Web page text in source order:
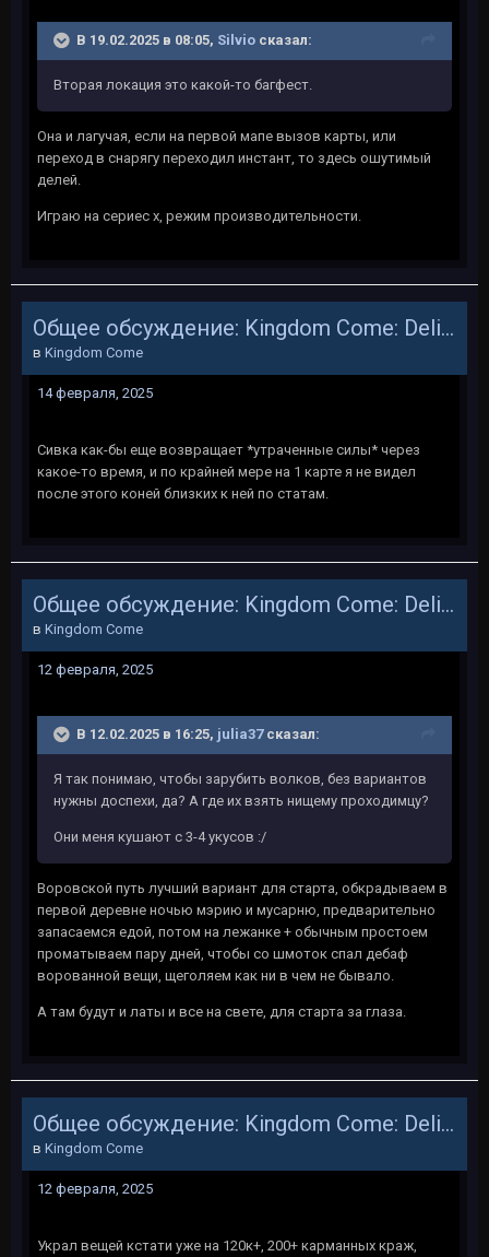
В 19.02.2025 в 08:05, Silvio сказал:
Вторая локация это какой-то багфест.
Она и лагучая, если на первой мапе вызов карты, или
переход в снарягу переходил инстант, то здесь ошутимый
делей.
Играю на сериес х, режим производительности.
Общее обсуждение: Kingdom Come: Deliverance
в Kingdom Come
14 февраля, 2025
Сивка как-бы еще возвращает *утраченные силы* через
какое-то время, и по крайней мере на 1 карте я не видел
после этого коней близких к ней по статам.
Общее обсуждение: Kingdom Come: Deliverance
в Kingdom Come
12 февраля, 2025
В 12.02.2025 в 16:25, julia37сказал:
Я так понимаю, чтобы зарубить волков, без вариантов
нужны доспехи, да? А где их взять нищему проходимцу?
Они меня кушают с 3-4 укусов :/
Воровской путь лучший вариант для старта, обкрадываем в
первой деревне ночью мэрию и мусарню, предварительно
запасаемся едой, потом на лежанке + обычным простоем
проматываем пару дней, чтобы со шмоток спал дебаф
ворованной вещи, щеголяем как ни в чем не бывало.
А там будут и латы и все на свете, для старта за глаза.
Общее обсуждение: Kingdom Come: Deliverance
в Kingdom Come
12 февраля, 2025
Украл вещей кстати уже на 120к+, 200+ карманных краж,